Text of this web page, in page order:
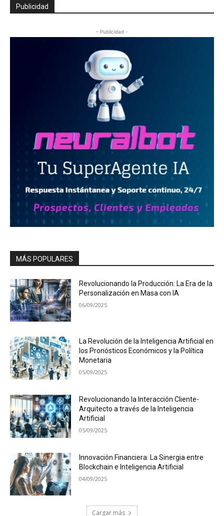
Publicidad
- Publicidad -
MÁS POPULARES
Revolucionando la Producción: La Era de la
Personalización en Masa con IA
06/09/2025
La Revolución de la Inteligencia Artificial en
los Pronósticos Económicos y la Política
Monetaria
05/09/2025
Revolucionando la Interacción Cliente-
Arquitecto a través de la Inteligencia
Artificial
05/09/2025
Innovación Financiera: La Sinergia entre
Blockchain e Inteligencia Artificial
04/09/2025
Cargar más